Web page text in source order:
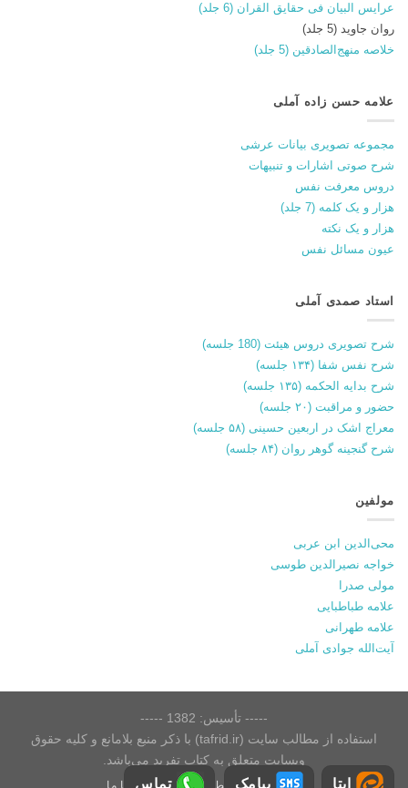
ایتا پیامک تماس
عرایس البیان فی حقایق القران (6 جلد)
روان جاوید (5 جلد)
خلاصه منهج‌الصادقین (5 جلد)
علامه حسن زاده آملی
مجموعه تصویری بیانات عرشی
شرح صوتی اشارات و تنبیهات
دروس معرفت نفس
هزار و یک کلمه (7 جلد)
هزار و یک نکته
عیون مسائل نفس
استاد صمدی آملی
شرح تصویری دروس هیئت (180 جلسه)
شرح نفس شفا (۱۳۴ جلسه)
شرح بدایه الحکمه (۱۳۵ جلسه)
حضور و مراقبت (۲۰ جلسه)
معراج اشک در اربعین حسینی (۵۸ جلسه)
شرح گنجینه گوهر روان (۸۴ جلسه)
مولفین
محی‌الدین ابن عربی
خواجه نصیرالدین طوسی
مولی صدرا
علامه طباطبایی
علامه طهرانی
آیت‌الله جوادی آملی
----- تأسیس: 1382 -----
استفاده از مطالب سایت (tafrid.ir) با ذکر منبع بلامانع و کلیه حقوق
وبسایت متعلق به کتاب تفرید می‌باشد.